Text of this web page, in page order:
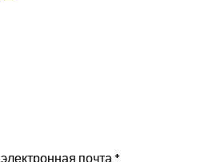
почта *